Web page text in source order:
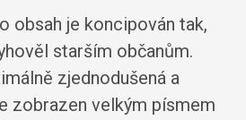
obsah je koncipován tak,
starším občanům.
zjednodušená a
zobrazen velkým písmem